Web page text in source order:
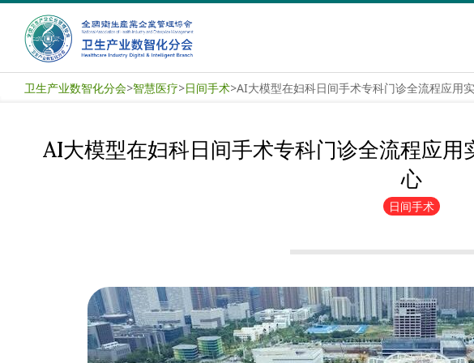
content卫
产
卫生产业数智化分会>智慧医疗>日间手术>
AI大模型在妇科日间手术专科门诊全流程应
心
日间手术